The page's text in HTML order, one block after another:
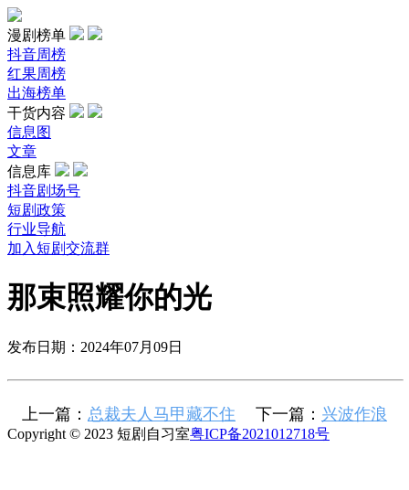
漫剧榜单
抖音周榜
红果周榜
出海榜单
干货内容
信息图
文章
信息库
抖音剧场号
短剧政策
行业导航
加入短剧交流群
那束照耀你的光
发布日期：2024年07月09日
上一篇： 总裁夫人马甲藏不住 下一篇： 兴波作浪
Copyright © 2023 短剧自习室粤ICP备2021012718号